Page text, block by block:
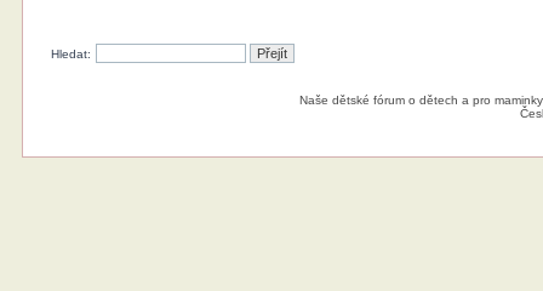
Hledat:
Naše dětské fórum o dětech a pro